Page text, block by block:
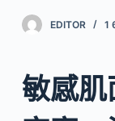
EDITOR 1
敏感肌